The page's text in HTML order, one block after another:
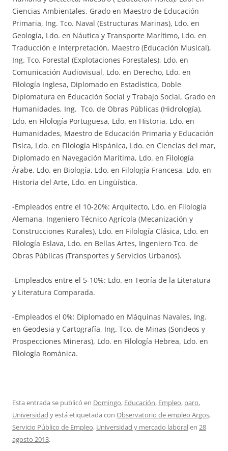
Ciencias Ambientales, Grado en Maestro de Educación
Primaria, Ing. Tco. Naval (Estructuras Marinas), Ldo. en
Geología, Ldo. en Náutica y Transporte Marítimo, Ldo. en
Traducción e Interpretación, Maestro (Educación Musical),
Ing. Tco. Forestal (Explotaciones Forestales), Ldo. en
Comunicación Audiovisual, Ldo. en Derecho, Ldo. en
Filología Inglesa, Diplomado en Estadística, Doble
Diplomatura en Educación Social y Trabajo Social, Grado en
Humanidades, Ing. Tco. de Obras Públicas (Hidrología),
Ldo. en Filología Portuguesa, Ldo. en Historia, Ldo. en
Humanidades, Maestro de Educación Primaria y Educación
Física, Ldo. en Filología Hispánica, Ldo. en Ciencias del mar,
Diplomado en Navegación Marítima, Ldo. en Filología
Árabe, Ldo. en Biología, Ldo. en Filología Francesa, Ldo. en
Historia del Arte, Ldo. en Lingüística.
-Empleados entre el 10-20%: Arquitecto, Ldo. en Filología
Alemana, Ingeniero Técnico Agrícola (Mecanización y
Construcciones Rurales), Ldo. en Filología Clásica, Ldo. en
Filología Eslava, Ldo. en Bellas Artes, Ingeniero Tco. de
Obras Públicas (Transportes y Servicios Urbanos).
-Empleados entre el 5-10%: Ldo. en Teoría de la Literatura
y Literatura Comparada.
-Empleados el 0%: Diplomado en Máquinas Navales, Ing.
en Geodesia y Cartografía, Ing. Tco. de Minas (Sondeos y
Prospecciones Mineras), Ldo. en Filología Hebrea, Ldo. en
Filología Románica.
Esta entrada se publicó en Domingo, Educación, Empleo, paro,
Universidad y está etiquetada con Observatorio de empleo Argos,
Servicio Público de Empleo, Universidad y mercado laboralen 28
agosto 2013.